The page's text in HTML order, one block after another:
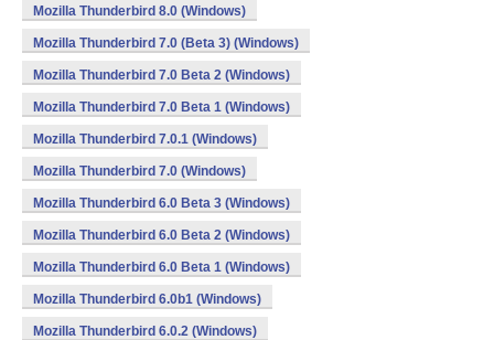
Mozilla Thunderbird 8.0 (Windows)
Mozilla Thunderbird 7.0 (Beta 3) (Windows)
Mozilla Thunderbird 7.0 Beta 2 (Windows)
Mozilla Thunderbird 7.0 Beta 1 (Windows)
Mozilla Thunderbird 7.0.1 (Windows)
Mozilla Thunderbird 7.0 (Windows)
Mozilla Thunderbird 6.0 Beta 3 (Windows)
Mozilla Thunderbird 6.0 Beta 2 (Windows)
Mozilla Thunderbird 6.0 Beta 1 (Windows)
Mozilla Thunderbird 6.0b1 (Windows)
Mozilla Thunderbird 6.0.2 (Windows)